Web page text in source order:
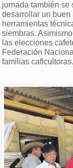
jornada también se
desarrollar un
herramientas
siembras.
las elecciones
Federación
familias caficultoras.